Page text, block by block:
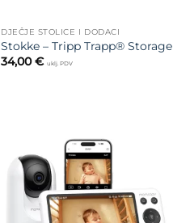
DJEČJE STOLICE I DODACI
Stokke – Tripp Trapp® Storage
34,00€ uklj. PDV